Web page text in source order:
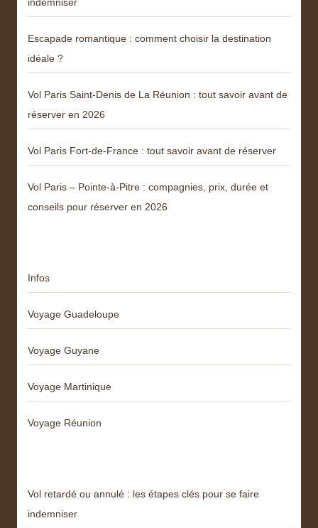
Escapade romantique : comment choisir la destination
idéale ?
Vol Paris Saint-Denis de La Réunion : tout savoir avant de
réserver en 2026
Vol Paris Fort-de-France : tout savoir avant de réserver
Vol Paris – Pointe-à-Pitre : compagnies, prix, durée et
conseils pour réserver en 2026
Infos
Voyage Guadeloupe
Voyage Guyane
Voyage Martinique
Voyage Réunion
Vol retardé ou annulé : les étapes clés pour se faire
indemniser